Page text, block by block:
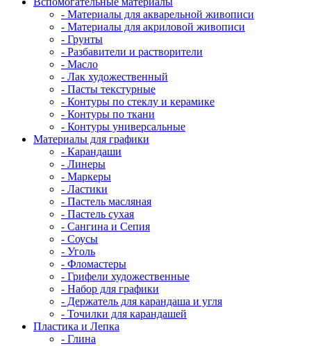
- Материалы для акварельной живописи
- Материалы для акриловой живописи
- Грунты
- Разбавители и растворители
- Масло
- Лак художественный
- Пасты текстурные
- Контуры по стеклу и керамике
- Контуры по ткани
- Контуры универсальные
Материалы для графики
- Карандаши
- Линеры
- Маркеры
- Ластики
- Пастель масляная
- Пастель сухая
- Сангина и Сепия
- Соусы
- Уголь
- Фломастеры
- Грифели художественные
- Набор для графики
- Держатель для карандаша и угля
- Точилки для карандашей
Пластика и Лепка
- Глина